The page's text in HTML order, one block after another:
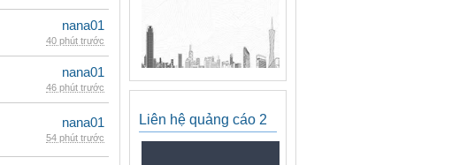
nana01
40 phút trước
nana01
46 phút trước
nana01
54 phút trước
Liên hệ quảng cáo 2